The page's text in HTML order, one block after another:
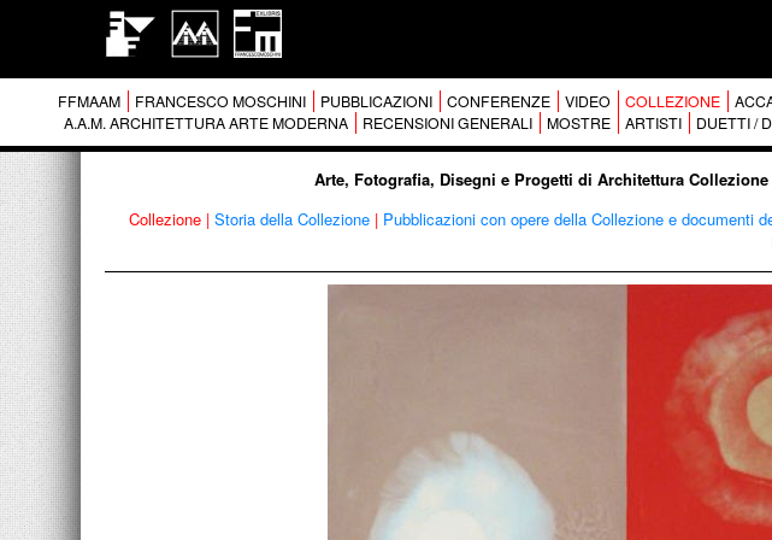
FFMAAM FRANCESCO MOSCHINI PUBBLICAZIONI CONFERENZE VIDEO COLLEZIONE
A.A.M. ARCHITETTURA ARTE MODERNA
RECENSIONI GENERALI MOSTRE ARTISTI DUETTI /
Arte, Fotografia, Disegni e Progetti di Architettura
Collezione | Storia della Collezione | Pubblicazioni con opere della Collezione e documenti